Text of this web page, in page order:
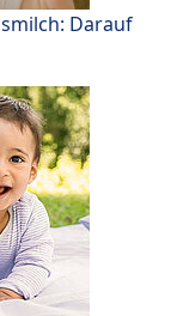
Darauf